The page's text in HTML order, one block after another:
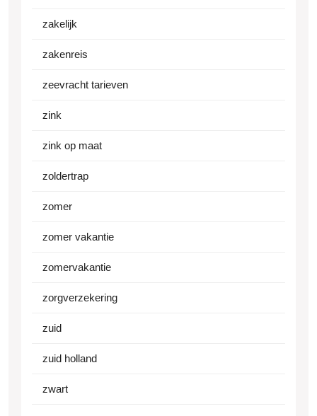
zakelijk
zakenreis
zeevracht tarieven
zink
zink op maat
zoldertrap
zomer
zomer vakantie
zomervakantie
zorgverzekering
zuid
zuid holland
zwart